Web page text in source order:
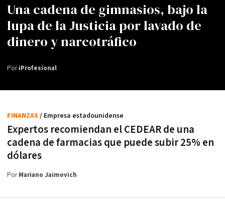
Una cadena de gimnasios, bajo la
lupa de la Justicia por lavado de
dinero y narcotráfico
PoriProfesional
Expertos recomiendan el CEDEAR de una
cadena de farmacias que puede subir 25% en
dólares
FINANZAS / Empresa estadounidense
PorMariano Jaimovich